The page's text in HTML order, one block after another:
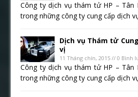
Công ty dịch vụ thám tử HP –
trong những công ty cung cấp dịch
Dịch vụ Thám tử
vị
11 Tháng chín, 2015 // 0 Bình
Công ty dịch vụ thám tử HP –
trong những công ty cung cấp dịch